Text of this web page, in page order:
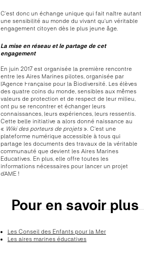
C’est donc un échange unique qui fait naître autant
une sensibilité au monde du vivant qu’un véritable
engagement citoyen dès le plus jeune âge.
La mise en réseau et le partage de cet
engagement
En juin 2017 est organisée la première rencontre
entre les Aires Marines pilotes, organisée par
l’Agence Française pour la Biodiversité. Les élèves
des quatre coins du monde, sensibles aux mêmes
valeurs de protection et de respect de leur milieu,
ont pu se rencontrer et échanger leurs
connaissances, leurs expériences, leurs ressentis.
Cette belle initiative a alors donné naissance au
« Wiki des porteurs de projets». C’est une
plateforme numérique accessible à tous qui
partage les documents des travaux de la véritable
communauté que devient les Aires Marines
Educatives. En plus, elle offre toutes les
informations nécessaires pour lancer un projet
d’AME !
Pour en savoir plus
Les Conseil des Enfants pour la Mer
Les aires marines éducatives